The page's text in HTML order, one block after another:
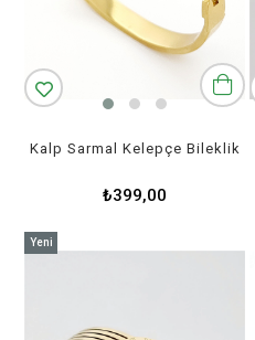
Kalp Sarmal Kelepçe Bileklik
₺399,00
Yeni